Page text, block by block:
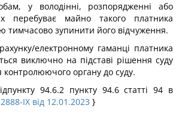
у володінні, розпорядженні або
перебуває майно такого платника
тимчасово зупинити його відчуження.
електронному гаманці платника
виключно на підставі рішення суду
органу до суду.
94.6.2 пункту 94.6 статті 94 в
IX від 12.01.2023 }